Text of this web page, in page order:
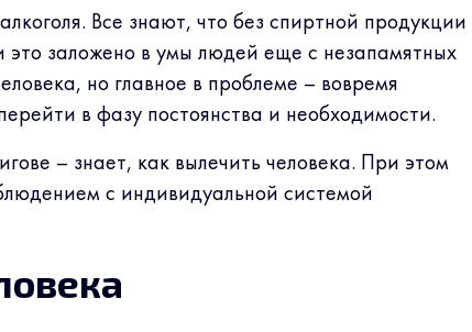
Все знают, что без спиртной продукции
заложено в умы людей еще с незапамятных
но главное в проблеме – вовремя
в фазу постоянства и необходимости.
– знает, как вылечить человека. При этом
с индивидуальной системой